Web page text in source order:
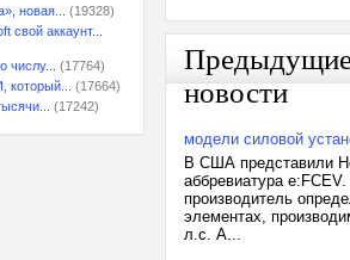
новая...
(19328)
свой аккаунт...
числу...
(17764)
который...
(17664)
(17242)
новости
модели силовой
В США представили
аббревиатура
производитель
элементах,
л.с. А...